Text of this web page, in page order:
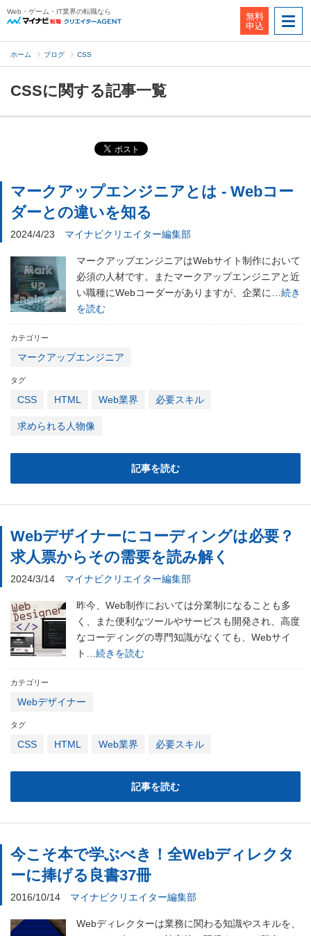
Web・ゲーム・IT業界の転職なら
無料
申込
ホーム ブログ CSS
CSSに関する記事一覧
マークアップエンジニアとは - Webコー
ダーとの違いを知る
2024/4/23 マイナビクリエイター編集部
マークアップエンジニアはWebサイト制作において
必須の人材です。またマークアップエンジニアと近
い職種にWebコーダーがありますが、企業に… 続き
を読む
カテゴリー
マークアップエンジニア
タグ
CSS HTML Web業界 必要スキル
求められる人物像
記事を読む
Webデザイナーにコーディングは必要？
求人票からその需要を読み解く
2024/3/14 マイナビクリエイター編集部
昨今、Web制作においては分業制になることも多
く、また便利なツールやサービスも開発され、高度
なコーディングの専門知識がなくても、Webサイ
ト… 続きを読む
カテゴリー
Webデザイナー
タグ
CSS HTML Web業界 必要スキル
記事を読む
今こそ本で学ぶべき！全Webディレクタ
ーに捧げる良書37冊
2016/10/14 マイナビクリエイター編集部
Webディレクターは業務に関わる知識やスキルを、